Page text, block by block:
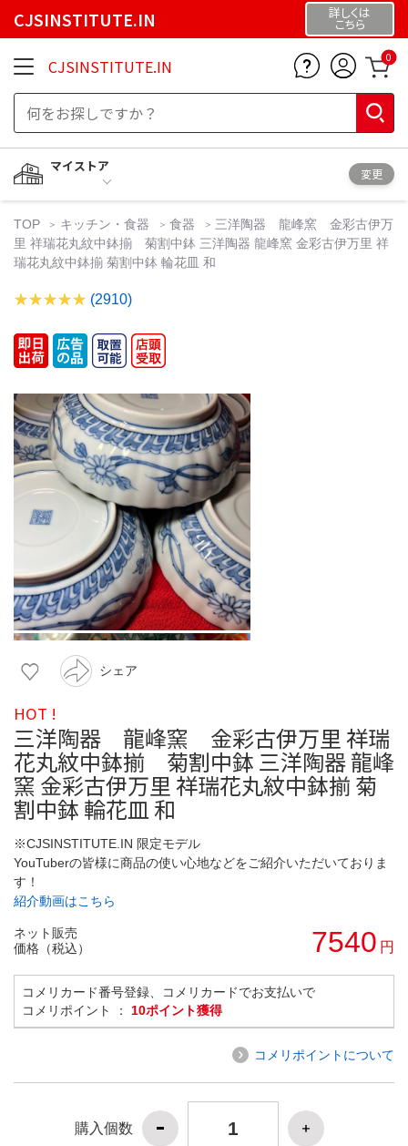
CJSINSTITUTE.IN 詳しくは
こちら
CJSINSTITUTE.IN 0
マイストア
変更
TOP キッチン・食器 食器
三洋陶器 龍峰窯 金彩古伊万
里 祥瑞花丸紋中鉢揃 菊割中鉢 三洋陶器 龍峰窯 金彩古伊万里 祥
瑞花丸紋中鉢揃 菊割中鉢 輪花皿 和
(2910)
シェア
HOT !
三洋陶器 龍峰窯 金彩古伊万里 祥瑞
花丸紋中鉢揃 菊割中鉢 三洋陶器 龍峰
窯 金彩古伊万里 祥瑞花丸紋中鉢揃 菊
割中鉢 輪花皿 和
※CJSINSTITUTE.IN 限定モデル
YouTuberの皆様に商品の使い心地などをご紹介いただいておりま
す！
紹介動画はこちら
ネット販売
価格（税込）
7540 円
コメリカード番号登録、コメリカードでお支払いで
コメリポイント ： 10ポイント獲得
コメリポイントについて
購入個数